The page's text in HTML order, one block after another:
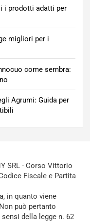
i prodotti adatti per
migliori per i
come sembra:
Agrumi: Guida per
SRL - Corso Vittorio
Fiscale e Partita
in quanto viene
può pertanto
della legge n. 62